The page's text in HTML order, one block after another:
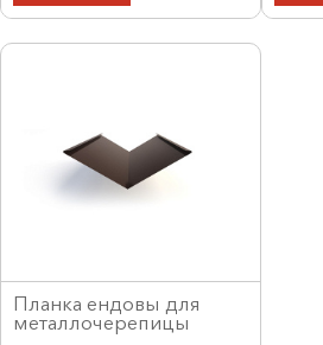
Планка ендовы для
металлочерепицы